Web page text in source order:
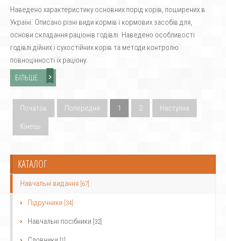
Наведено характеристику основних порід корів, поширених в
Україні. Описано різні види кормів і кормових засобів для,
основи складання раціонів годівлі. Наведено особливості
годівлі дійних і сухостійних корів та методи контролю
повноцінності їх раціону.
БІЛЬШЕ...
Початок Попередня 1 2
Наступна
Кінець
КАТАЛОГ
Навчальні видання [67]
Підручники [34]
Навчальні посібники [32]